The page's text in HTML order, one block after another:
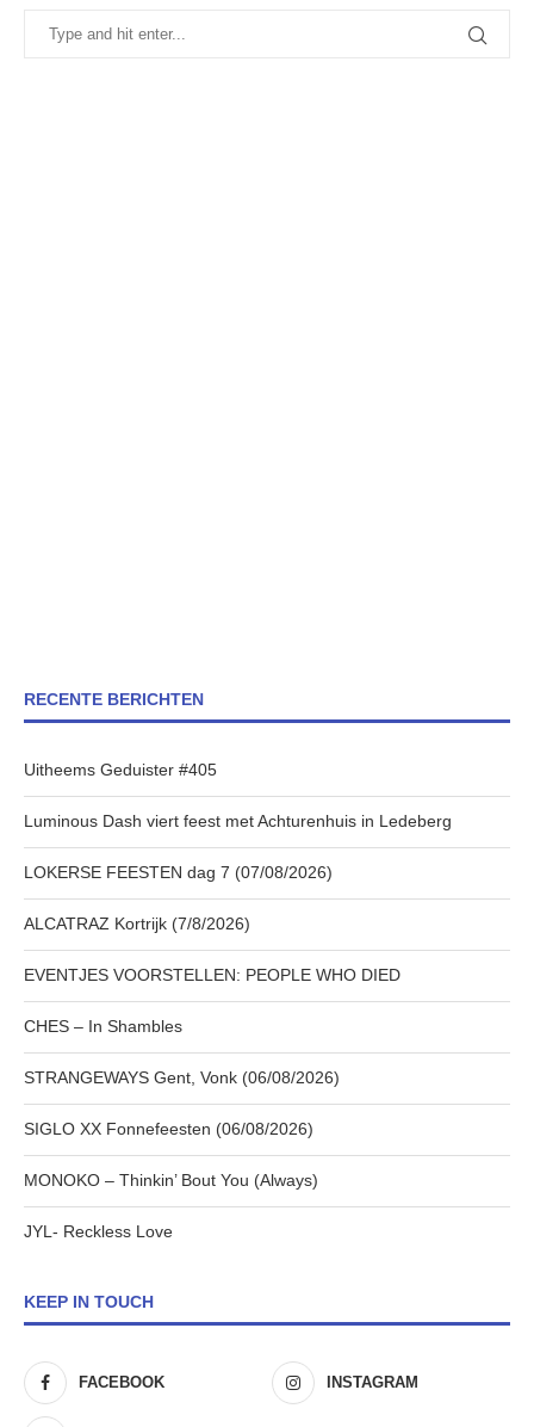
RECENTE BERICHTEN
Uitheems Geduister #405
Luminous Dash viert feest met Achturenhuis in Ledeberg
LOKERSE FEESTEN dag 7 (07/08/2026)
ALCATRAZ Kortrijk (7/8/2026)
EVENTJES VOORSTELLEN: PEOPLE WHO DIED
CHES – In Shambles
STRANGEWAYS Gent, Vonk (06/08/2026)
SIGLO XX Fonnefeesten (06/08/2026)
MONOKO – Thinkin’ Bout You (Always)
JYL- Reckless Love
KEEP IN TOUCH
FACEBOOK INSTAGRAM